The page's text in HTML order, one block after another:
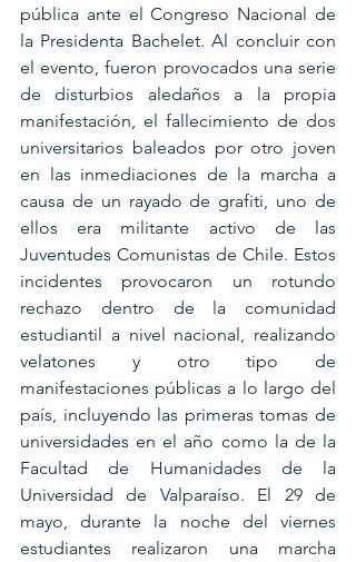
pública ante el Congreso Nacional de
la Presidenta Bachelet. Al concluir con
el evento, fueron provocados una serie
de disturbios aledaños a la propia
manifestación, el fallecimiento de dos
universitarios baleados por otro joven
en las inmediaciones de la marcha a
causa de un rayado de grafiti, uno de
ellos era militante activo de las
Juventudes Comunistas de Chile. Estos
incidentes provocaron un rotundo
rechazo dentro de la comunidad
estudiantil a nivel nacional, realizando
velatones y otro tipo de
manifestaciones públicas a lo largo del
país, incluyendo las primeras tomas de
universidades en el año como la de la
Facultad de Humanidades de la
Universidad de Valparaíso. El 29 de
mayo, durante la noche del viernes
estudiantes realizaron una marcha